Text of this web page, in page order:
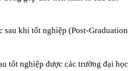
sau khi tốt nghiệp (Post-Graduation
tốt nghiệp được các trường đại học